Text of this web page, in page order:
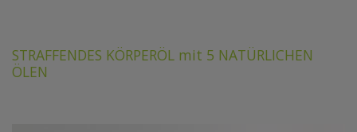
STRAFFENDES KÖRPERÖL mit 5 NATÜRLICHEN
ÖLEN